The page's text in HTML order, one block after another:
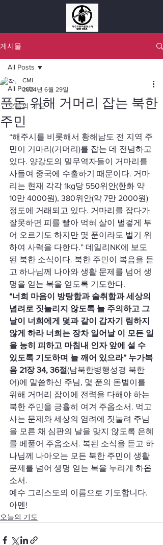
게시물
All Posts
오늘의 기도
All Posts
푼돈 위해 거머리 잡는 북한
주민
CMI
2024년 6월 29일
“해주시를 비롯해서 황해남도 전 지역 주
민이 거마리(거머리)를 잡는 데 전념하고
있다. 양강도의 밀무역자들이 거마리를
사들여 중국에 수출하기 때문이다. 거마
리는 현재 각각 1kg당 550위안(한화 약
10만 4000원), 380위안(약 7만 2000원)
정도에 거래되고 있다. 거마리를 잡다가
잘못하면 피를 빨아 먹혀 살이 벌겋게 부
어 오르기도 하지만 몇 푼이라도 벌기 위
하여 사력을 다한다.” 데일리NK에 보도
된 북한 소식이다. 북한 주민이 복음을 듣
고 하나님께 나아와 생활 문제를 넘어 생
명을 얻는 복을 얻도록 기도한다.
“너희 마음이 방탕함과 술취함과 세상의
념려로 짓눌리지 않도록 늘 주의하고 그
날이 너희에게 덫과 같이 갑자기 림하지
않게 하라 너희는 장차 일어날 이 모든 일
을 능히 피하고 마침내 인자 앞에 설 수
있도록 기도하며 늘 깨어 있으라” 누가복
음 21장 34, 36절(남북한병행성경 북한
어)에 말씀하신 주님, 몇 푼의 돈벌이를
위해 거머리 잡이에 전력을 다해야 하는
북한 주민을 긍휼히 여겨 주옵소서. 먹고
사는 문제와 세상의 염려에 짓눌려 주님
을 모른 채 심판의 날을 맞지 않도록 은혜
를 베풀어 주옵소서. 복된 소식을 듣고 하
나님께 나아오는 모든 북한 주민이 생활
문제를 넘어 생명 얻는 복을 누리게 하옵
소서.
예수 그리스도의 이름으로 기도합니다.
아멘!
오늘의 기도